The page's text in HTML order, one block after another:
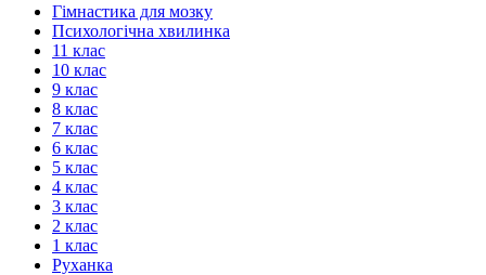
Гімнастика для мозку
Психологічна хвилинка
11 клас
10 клас
9 клас
8 клас
7 клас
6 клас
5 клас
4 клас
3 клас
2 клас
1 клас
Руханка